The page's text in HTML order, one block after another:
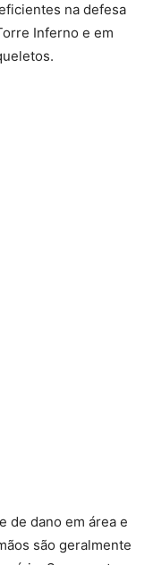
na defesa
Inferno e em
de dano em área e
são geralmente